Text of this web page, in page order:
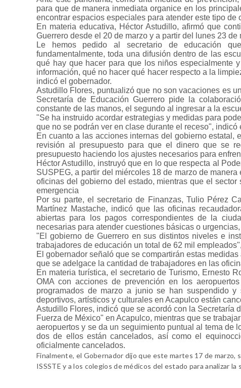
para que de manera inmediata organice en los
encontrar espacios especiales para atender este tipo de
En materia educativa, Héctor Astudillo, afirmó que
Guerrero desde el 20 de marzo y a partir del lunes 23
Le hemos pedido al secretario de educación
fundamentalmente, toda una difusión dentro de las
qué hay que hacer para que los niños especialmente
información, qué no hacer qué hacer respecto a la
indicó el gobernador.
Astudillo Flores, puntualizó que no son vacaciones es
Secretaría de Educación Guerrero pide la
constante de las manos, el segundo al ingresar a la
"Se ha instruido acordar estrategias y medidas para
que no se podrán ver en clase durante el receso",
En cuanto a las acciones internas del gobierno
revisión al presupuesto para que el dinero que se
presupuesto haciendo los ajustes necesarios para
Héctor Astudillo, instruyó que en lo que respecta al
SUSPEG, a partir del miércoles 18 de marzo de
oficinas del gobierno del estado, mientras que el
emergencia
Por su parte, el secretario de Finanzas, Tulio Pérez
Martínez Mastache, indicó que las oficinas
abiertas para los pagos correspondientes de la
necesarias para atender cuestiones básicas o
"El gobierno de Guerrero en sus distintos niveles e
trabajadores de educación un total de 62 mil
El gobernador señaló que se compartirán estas
que se adelgace la cantidad de trabajadores en las
En materia turística, el secretario de Turismo, Ernesto
OMA con acciones de prevención en los
programados de marzo a junio se han suspendido
deportivos, artísticos y culturales en Acapulco están
Astudillo Flores, indicó que se acordó con la Secretaría
Fuerza de México" en Acapulco, mientras que se
aeropuertos y se da un seguimiento puntual al tema de
dos de ellos están cancelados, así como el
oficialmente cancelados.
Finalmente, el Gobernador dijo que este martes 17 de marzo,
ISSSTE y a los colegios de médicos del estado para analizar